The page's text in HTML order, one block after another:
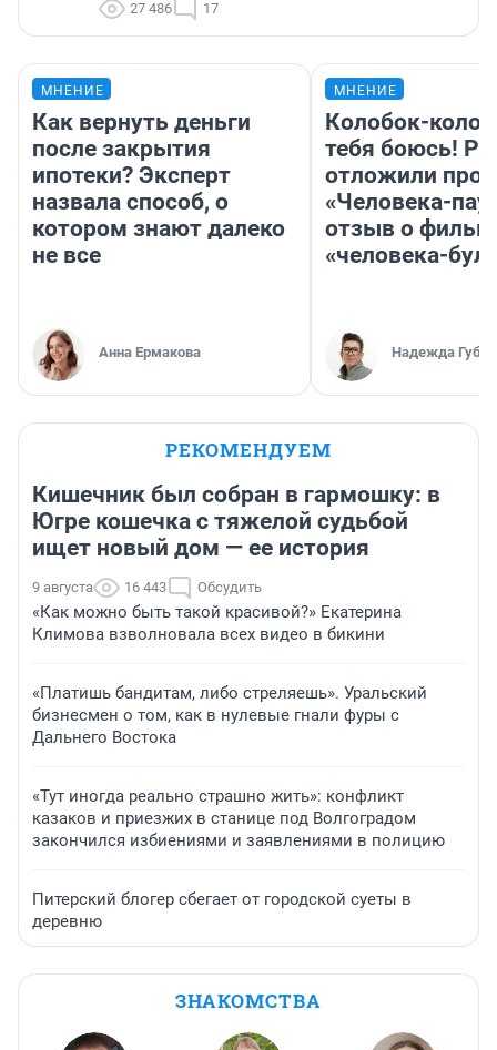
27 486 17
МНЕНИЕ
Как вернуть деньги
после закрытия
ипотеки? Эксперт
назвала способ, о
котором знают далеко
не все
Анна Ермакова
МНЕНИЕ
Колобок-
тебя боюсь!
отложили
«Человека-
отзыв о
«человека-
Надежда
РЕКОМЕНДУЕМ
Кишечник был собран в гармошку: в
Югре кошечка с тяжелой судьбой
ищет новый дом — ее история
9 августа 16 443 Обсудить
«Как можно быть такой красивой?» Екатерина
Климова взволновала всех видео в бикини
«Платишь бандитам, либо стреляешь». Уральский
бизнесмен о том, как в нулевые гнали фуры с
Дальнего Востока
«Тут иногда реально страшно жить»: конфликт
казаков и приезжих в станице под Волгоградом
закончился избиениями и заявлениями в полицию
Питерский блогер сбегает от городской суеты в
деревню
ЗНАКОМСТВА